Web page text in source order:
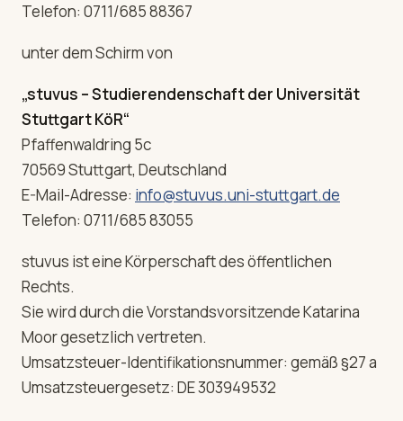
Telefon: 0711/685 88367
unter dem Schirm von
„stuvus – Studierendenschaft der Universität
Stuttgart KöR“
Pfaffenwaldring 5c
70569 Stuttgart, Deutschland
E-Mail-Adresse: info@stuvus.uni-stuttgart.de
Telefon: 0711/685 83055
stuvus ist eine Körperschaft des öffentlichen
Rechts.
Sie wird durch die Vorstandsvorsitzende Katarina
Moor gesetzlich vertreten.
Umsatzsteuer-Identifikationsnummer: gemäß §27 a
Umsatzsteuergesetz: DE 303949532